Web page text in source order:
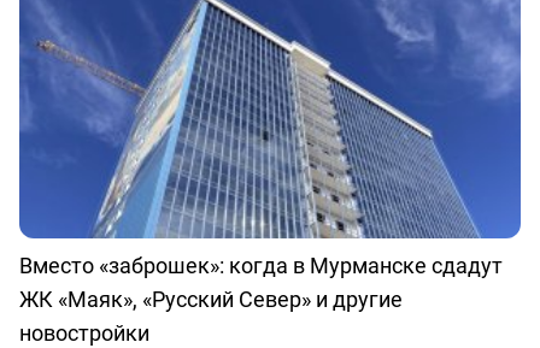
Вместо «заброшек»: когда в Мурманске сдадут
ЖК «Маяк», «Русский Север» и другие
новостройки